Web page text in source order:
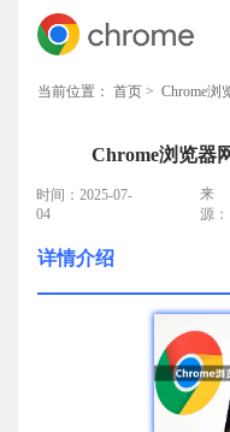
当前位置： 首页 > Chrome浏
Chrome浏览器
时间：2025-07-
04
来
源：
详情介绍